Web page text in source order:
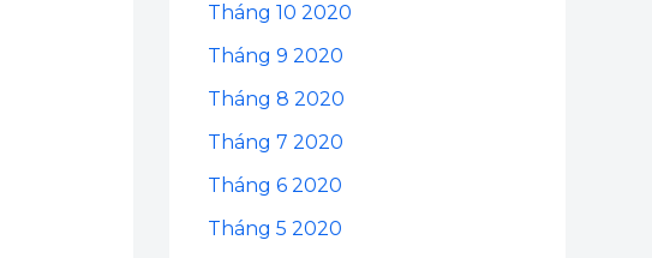
Tháng 10 2020
Tháng 9 2020
Tháng 8 2020
Tháng 7 2020
Tháng 6 2020
Tháng 5 2020